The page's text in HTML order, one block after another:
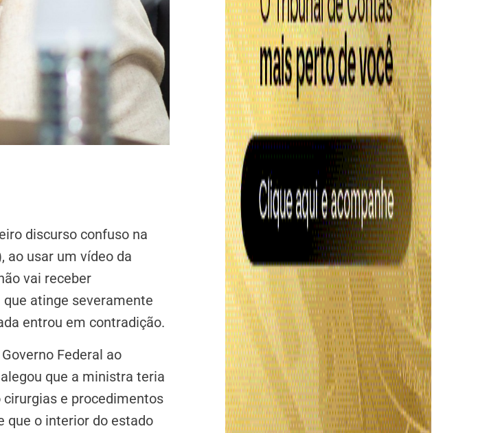
discurso confuso na
ao usar um vídeo da
vai receber
que atinge severamente
entrou em contradição.
Federal ao
que a ministra teria
e procedimentos
que o interior do estado